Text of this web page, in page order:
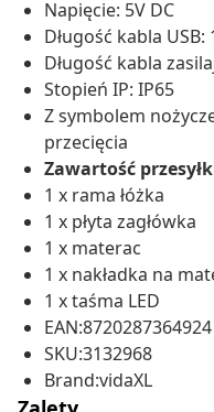
Napięcie: 5V DC
Długość kabla USB:
Długość kabla
Stopień IP: IP65
Z symbolem
przecięcia
Zawartość
1 x rama łóżka
1 x płyta zagłówka
1 x materac
1 x nakładka na
1 x taśma LED
EAN:8720287364924
SKU:3132968
Brand:vidaXL